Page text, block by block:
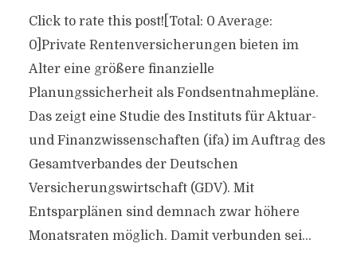
Click to rate this post![Total: 0 Average:
0]Private Rentenversicherungen bieten im
Alter eine größere finanzielle
Planungssicherheit als Fondsentnahmepläne.
Das zeigt eine Studie des Instituts für Aktuar-
und Finanzwissenschaften (ifa) im Auftrag des
Gesamtverbandes der Deutschen
Versicherungswirtschaft (GDV). Mit
Entsparplänen sind demnach zwar höhere
Monatsraten möglich. Damit verbunden sei...